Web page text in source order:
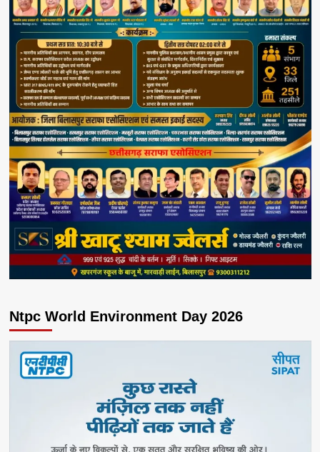
Ntpc World Environment Day 2026